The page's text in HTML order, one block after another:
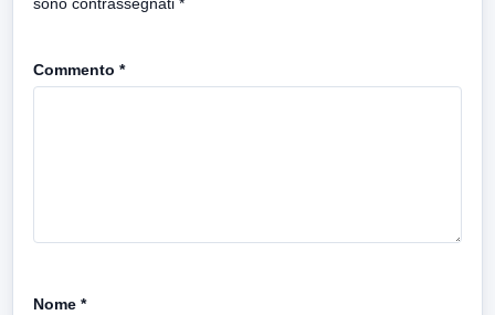
sono contrassegnati *
Commento *
Nome *